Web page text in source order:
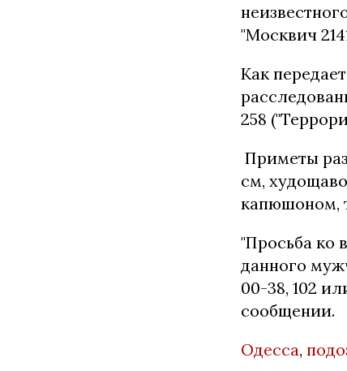
"Москвич
Как передает
258
Приметы
см,
капюшоном,
"Просьба ко
данного
00-38, 102
сообщении.
Одесса,